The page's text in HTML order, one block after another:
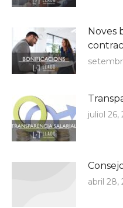
Noves
juliol 26,
abril 28,